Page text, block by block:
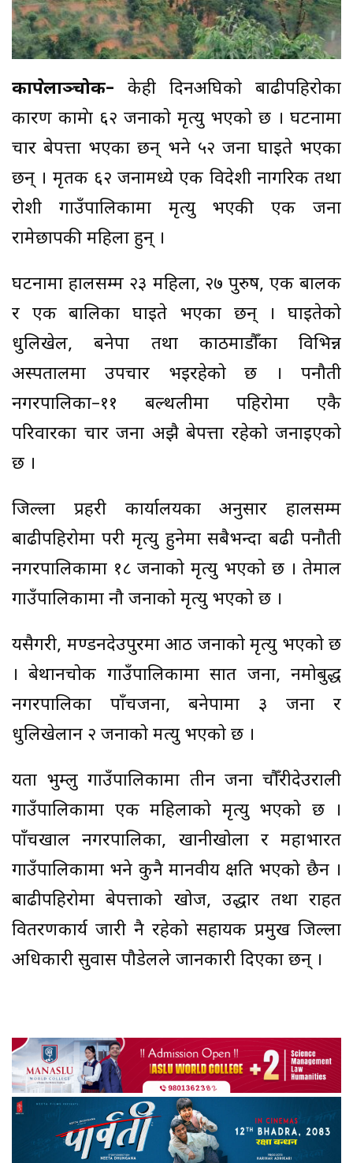
काभ्रेपलाञ्चोक– केही दिनअघिको बाढीपहिरोका
कारण काभ्रेमा ६२ जनाको मृत्यु भएको छ । घटनामा
चार बेपत्ता भएका छन् भने ५२ जना घाइते भएका
छन् । मृतक ६२ जनामध्ये एक विदेशी नागरिक तथा
रोशी गाउँपालिकामा मृत्यु भएकी एक जना
रामेछापकी महिला हुन् ।
घटनामा हालसम्म २३ महिला, २७ पुरुष, एक बालक
र एक बालिका घाइते भएका छन् । घाइतेको
धुलिखेल, बनेपा तथा काठमाडौँका विभिन्न
अस्पतालमा उपचार भइरहेको छ । पनौती
नगरपालिका–११ बल्थलीमा पहिरोमा एकै
परिवारका चार जना अझै बेपत्ता रहेको जनाइएको
छ ।
जिल्ला प्रहरी कार्यालयका अनुसार हालसम्म
बाढीपहिरोमा परी मृत्यु हुनेमा सबैभन्दा बढी पनौती
नगरपालिकामा १८ जनाको मृत्यु भएको छ । तेमाल
गाउँपालिकामा नौ जनाको मृत्यु भएको छ ।
यसैगरी, मण्डनदेउपुरमा आठ जनाको मृत्यु भएको छ
। बेथानचोक गाउँपालिकामा सात जना, नमोबुद्ध
नगरपालिका पाँचजना, बनेपामा ३ जना र
धुलिखेलान २ जनाको मत्यु भएको छ ।
यता भुम्लु गाउँपालिकामा तीन जना चौँरीदेउराली
गाउँपालिकामा एक महिलाको मृत्यु भएको छ ।
पाँचखाल नगरपालिका, खानीखोला र महाभारत
गाउँपालिकामा भने कुनै मानवीय क्षति भएको छैन ।
बाढीपहिरोमा बेपत्ताको खोज, उद्धार तथा राहत
वितरणकार्य जारी नै रहेको सहायक प्रमुख जिल्ला
अधिकारी सुवास पौडेलले जानकारी दिएका छन् ।